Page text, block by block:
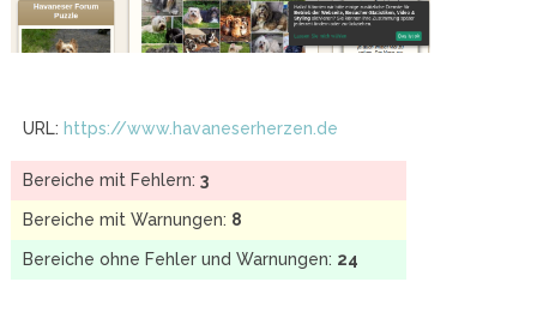
URL: https://www.havaneserherzen.de
Bereiche mit Fehlern: 3
Bereiche mit Warnungen: 8
Bereiche ohne Fehler und Warnungen: 24